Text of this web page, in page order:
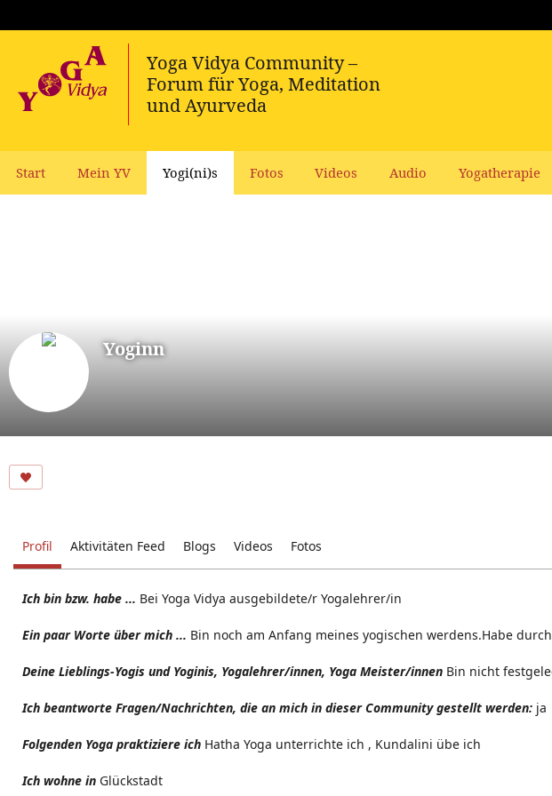
Start Mein YV Yogi(ni)s Fotos Videos Audio Yogatherapie
Yoginn
Profil Aktivitäten Feed Blogs Videos Fotos
Ich bin bzw. habe ... Bei Yoga Vidya ausgebildete/r Yogalehrer/in
Ein paar Worte über mich ... Bin noch am Anfang meines yogischen werdens.Habe
Deine Lieblings-Yogis und Yoginis, Yogalehrer/innen, Yoga Meister/innen Bin nicht
Ich beantworte Fragen/Nachrichten, die an mich in dieser Community gestellt werden: ja
Folgenden Yoga praktiziere ich Hatha Yoga unterrichte ich , Kundalini übe ich
Ich wohne in Glückstadt